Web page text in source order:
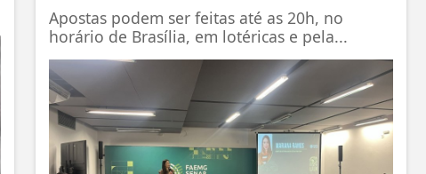
Apostas podem ser feitas até as 20h, no
horário de Brasília, em lotéricas e pela...